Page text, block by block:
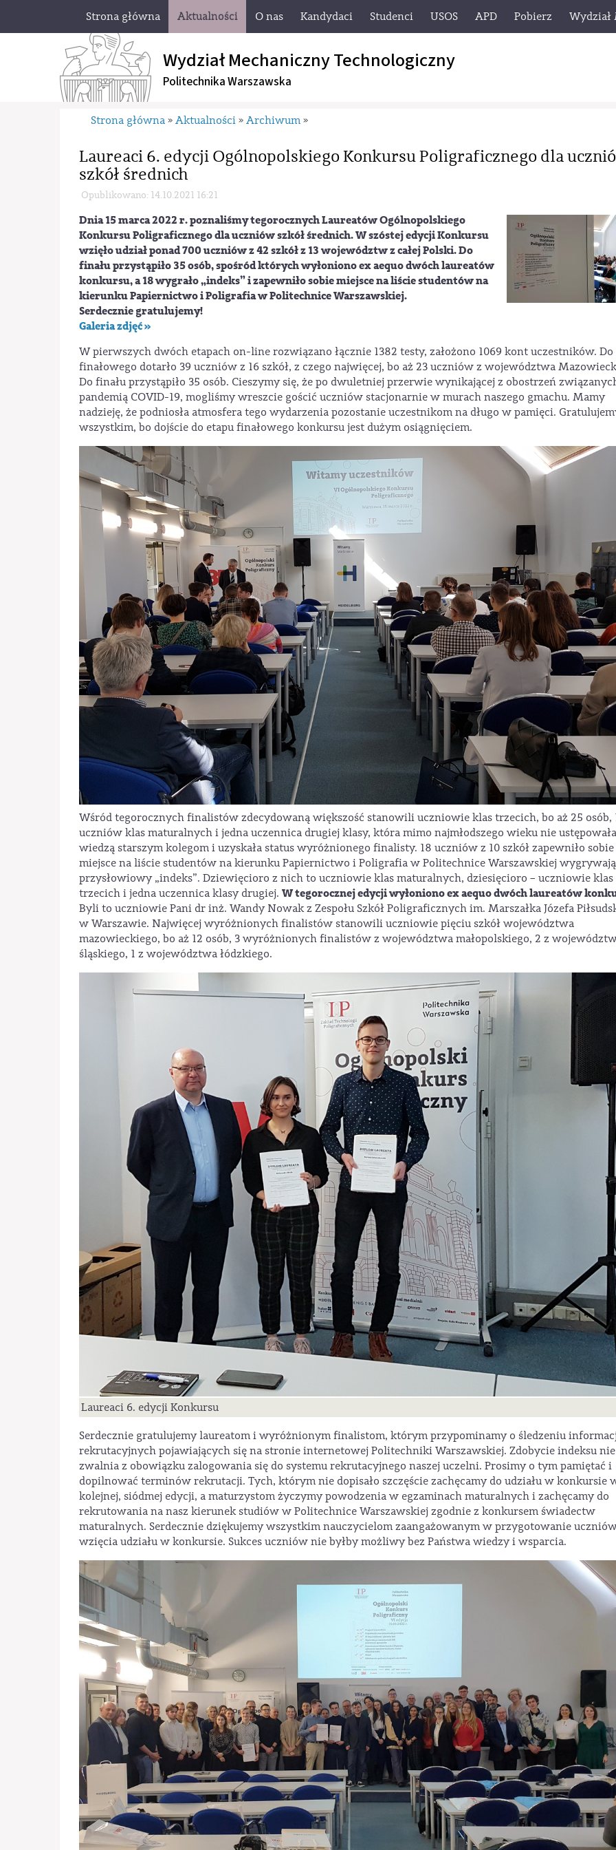
Strona główna Aktualności O nas Kandydaci Studenci USOS APD Pobierz Wydział
Wydział Mechaniczny Technologiczny
Politechnika Warszawska
Strona główna » Aktualności » Archiwum »
Laureaci 6. edycji Ogólnopolskiego Konkursu Poligraficznego dla
szkół średnich
Opublikowano: 14.10.2021 16:21
Dnia 15 marca 2022 r. poznaliśmy tegorocznych Laureatów Ogólnopolskiego
Konkursu Poligraficznego dla uczniów szkół średnich. W szóstej edycji Konkursu
wzięło udział ponad 700 uczniów z 42 szkół z 13 województw z całej Polski. Do
finału przystąpiło 35 osób, spośród których wyłoniono ex aequo dwóch laureatów
konkursu, a 18 wygrało „indeks” i zapewniło sobie miejsce na liście studentów na
kierunku Papiernictwo i Poligrafia w Politechnice Warszawskiej.
Serdecznie gratulujemy!
Galeria zdjęć »
W pierwszych dwóch etapach on-line rozwiązano łącznie 1382 testy, założono 1069 kont uczestników. Do
finałowego dotarło 39 uczniów z 16 szkół, z czego najwięcej, bo aż 23 uczniów z województwa
Do finału przystąpiło 35 osób. Cieszymy się, że po dwuletniej przerwie wynikającej z obostrzeń
pandemią COVID-19, mogliśmy wreszcie gościć uczniów stacjonarnie w murach naszego gmachu. Mamy
nadzieję, że podniosła atmosfera tego wydarzenia pozostanie uczestnikom na długo w pamięci.
wszystkim, bo dojście do etapu finałowego konkursu jest dużym osiągnięciem.
Wśród tegorocznych finalistów zdecydowaną większość stanowili uczniowie klas trzecich, bo aż 25 osób,
uczniów klas maturalnych i jedna uczennica drugiej klasy, która mimo najmłodszego wieku nie ustępowała
wiedzą starszym kolegom i uzyskała status wyróżnionego finalisty. 18 uczniów z 10 szkół zapewniło sobie
miejsce na liście studentów na kierunku Papiernictwo i Poligrafia w Politechnice Warszawskiej
przysłowiowy „indeks”. Dziewięcioro z nich to uczniowie klas maturalnych, dziesięcioro – uczniowie klas
trzecich i jedna uczennica klasy drugiej. W tegorocznej edycji wyłoniono ex aequo dwóch laureatów
Byli to uczniowie Pani dr inż. Wandy Nowak z Zespołu Szkół Poligraficznych im. Marszałka Józefa
w Warszawie. Najwięcej wyróżnionych finalistów stanowili uczniowie pięciu szkół województwa
mazowieckiego, bo aż 12 osób, 3 wyróżnionych finalistów z województwa małopolskiego, 2 z
śląskiego, 1 z województwa łódzkiego.
Laureaci 6. edycji Konkursu
Serdecznie gratulujemy laureatom i wyróżnionym finalistom, którym przypominamy o śledzeniu
rekrutacyjnych pojawiających się na stronie internetowej Politechniki Warszawskiej. Zdobycie indeksu nie
zwalnia z obowiązku zalogowania się do systemu rekrutacyjnego naszej uczelni. Prosimy o tym pamiętać i
dopilnować terminów rekrutacji. Tych, którym nie dopisało szczęście zachęcamy do udziału w konkursie
kolejnej, siódmej edycji, a maturzystom życzymy powodzenia w egzaminach maturalnych i zachęcamy do
rekrutowania na nasz kierunek studiów w Politechnice Warszawskiej zgodnie z konkursem świadectw
maturalnych. Serdecznie dziękujemy wszystkim nauczycielom zaangażowanym w przygotowanie
wzięcia udziału w konkursie. Sukces uczniów nie byłby możliwy bez Państwa wiedzy i wsparcia.